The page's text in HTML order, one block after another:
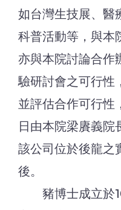
如台灣生技展、醫
科普活動等，與本
亦與本院討論合作
驗研討會之可行性
並評估合作可行性
日由本院梁賡義院
該公司位於後龍之
後。
豬博士成立於